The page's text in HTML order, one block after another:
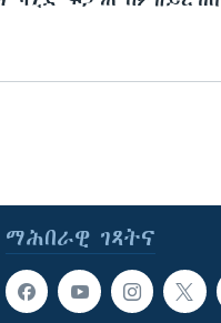
ማሕበራዊ ገጻትና